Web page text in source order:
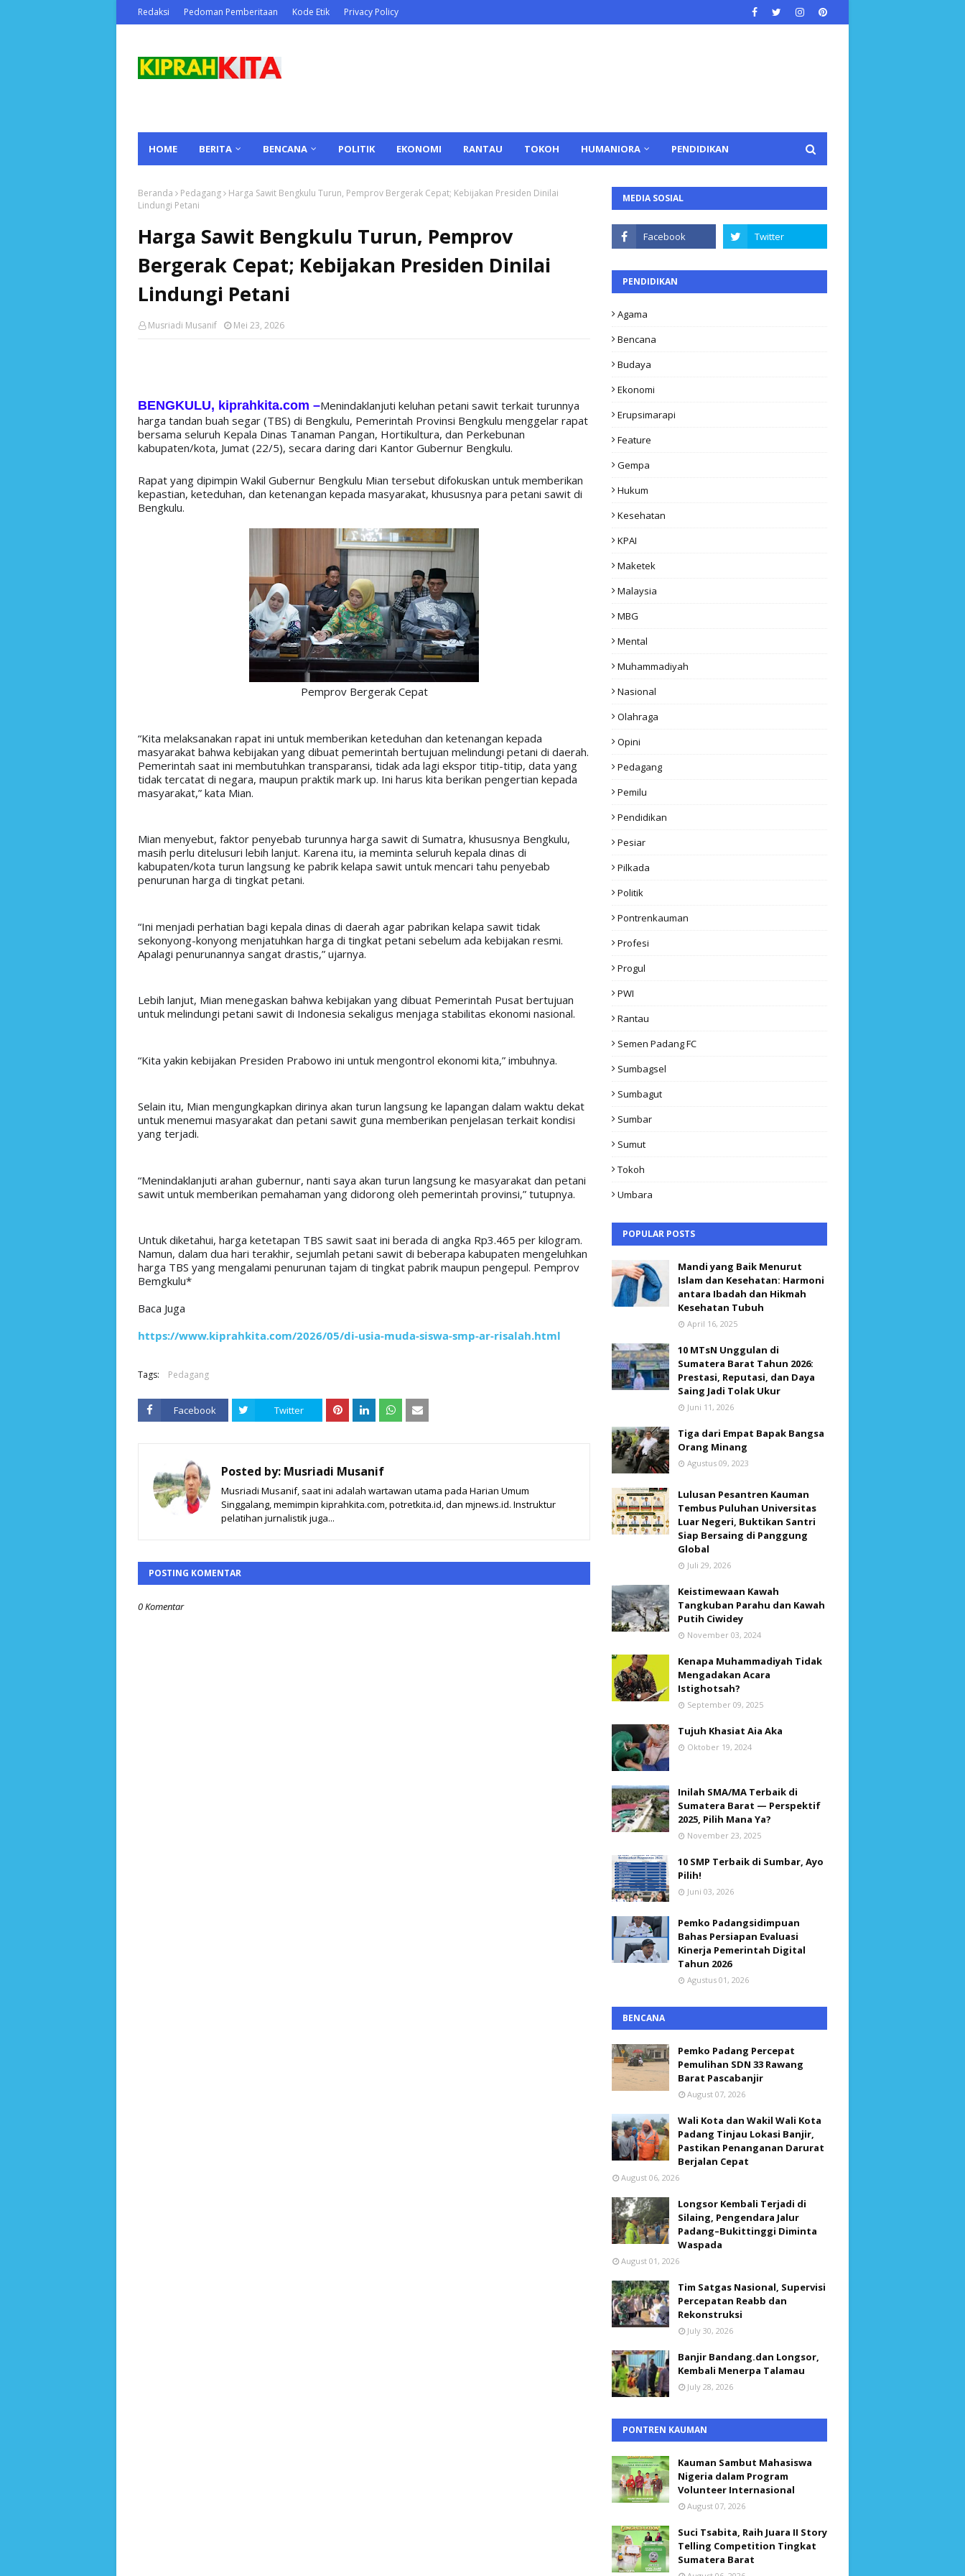
Redaksi Pedoman Pemberitaan Kode Etik Privacy Policy
HOME BERITA BENCANA POLITIK EKONOMI RANTAU TOKOH HUMANIORA PENDIDIKAN
Beranda Pedagang
Harga Sawit Bengkulu Turun, Pemprov Bergerak Cepat; Kebijakan Presiden Dinilai
Lindungi Petani
Harga Sawit Bengkulu Turun, Pemprov
Bergerak Cepat; Kebijakan Presiden Dinilai
Lindungi Petani
Musriadi Musanif Mei 23, 2026
BENGKULU, kiprahkita.com –Menindaklanjuti keluhan petani sawit terkait turunnya
harga tandan buah segar (TBS) di Bengkulu, Pemerintah Provinsi Bengkulu menggelar rapat
bersama seluruh Kepala Dinas Tanaman Pangan, Hortikultura, dan Perkebunan
kabupaten/kota, Jumat (22/5), secara daring dari Kantor Gubernur Bengkulu.
Rapat yang dipimpin Wakil Gubernur Bengkulu Mian tersebut difokuskan untuk memberikan
kepastian, keteduhan, dan ketenangan kepada masyarakat, khususnya para petani sawit di
Bengkulu.
Pemprov Bergerak Cepat
“Kita melaksanakan rapat ini untuk memberikan keteduhan dan ketenangan kepada
masyarakat bahwa kebijakan yang dibuat pemerintah bertujuan melindungi petani di daerah.
Pemerintah saat ini membutuhkan transparansi, tidak ada lagi ekspor titip-titip, data yang
tidak tercatat di negara, maupun praktik mark up. Ini harus kita berikan pengertian kepada
masyarakat,” kata Mian.
Mian menyebut, faktor penyebab turunnya harga sawit di Sumatra, khususnya Bengkulu,
masih perlu ditelusuri lebih lanjut. Karena itu, ia meminta seluruh kepala dinas di
kabupaten/kota turun langsung ke pabrik kelapa sawit untuk mencari tahu penyebab
penurunan harga di tingkat petani.
“Ini menjadi perhatian bagi kepala dinas di daerah agar pabrikan kelapa sawit tidak
sekonyong-konyong menjatuhkan harga di tingkat petani sebelum ada kebijakan resmi.
Apalagi penurunannya sangat drastis,” ujarnya.
Lebih lanjut, Mian menegaskan bahwa kebijakan yang dibuat Pemerintah Pusat bertujuan
untuk melindungi petani sawit di Indonesia sekaligus menjaga stabilitas ekonomi nasional.
“Kita yakin kebijakan Presiden Prabowo ini untuk mengontrol ekonomi kita,” imbuhnya.
Selain itu, Mian mengungkapkan dirinya akan turun langsung ke lapangan dalam waktu dekat
untuk menemui masyarakat dan petani sawit guna memberikan penjelasan terkait kondisi
yang terjadi.
“Menindaklanjuti arahan gubernur, nanti saya akan turun langsung ke masyarakat dan petani
sawit untuk memberikan pemahaman yang didorong oleh pemerintah provinsi,” tutupnya.
Untuk diketahui, harga ketetapan TBS sawit saat ini berada di angka Rp3.465 per kilogram.
Namun, dalam dua hari terakhir, sejumlah petani sawit di beberapa kabupaten mengeluhkan
harga TBS yang mengalami penurunan tajam di tingkat pabrik maupun pengepul. Pemprov
Bemgkulu*
Baca Juga
https://www.kiprahkita.com/2026/05/di-usia-muda-siswa-smp-ar-risalah.html
Tags: Pedagang
Facebook Twitter
Posted by: Musriadi Musanif
Musriadi Musanif, saat ini adalah wartawan utama pada Harian Umum
Singgalang, memimpin kiprahkita.com, potretkita.id, dan mjnews.id. Instruktur
pelatihan jurnalistik juga...
POSTING KOMENTAR
0 Komentar
MEDIA SOSIAL
PENDIDIKAN
Agama
Bencana
Budaya
Ekonomi
Erupsimarapi
Feature
Gempa
Hukum
Kesehatan
KPAI
Maketek
Malaysia
MBG
Mental
Muhammadiyah
Nasional
Olahraga
Opini
Pedagang
Pemilu
Pendidikan
Pesiar
Pilkada
Politik
Pontrenkauman
Profesi
Progul
PWI
Rantau
Semen Padang FC
Sumbagsel
Sumbagut
Sumbar
Sumut
Tokoh
Umbara
POPULAR POSTS
Mandi yang Baik Menurut
Islam dan Kesehatan: Harmoni
antara Ibadah dan Hikmah
Kesehatan Tubuh
April 16, 2025
10 MTsN Unggulan di
Sumatera Barat Tahun 2026:
Prestasi, Reputasi, dan Daya
Saing Jadi Tolak Ukur
Juni 11, 2026
Tiga dari Empat Bapak Bangsa
Orang Minang
Agustus 09, 2023
Lulusan Pesantren Kauman
Tembus Puluhan Universitas
Luar Negeri, Buktikan Santri
Siap Bersaing di Panggung
Global
Juli 29, 2026
Keistimewaan Kawah
Tangkuban Parahu dan Kawah
Putih Ciwidey
November 03, 2024
Kenapa Muhammadiyah Tidak
Mengadakan Acara
Istighotsah?
September 09, 2025
Tujuh Khasiat Aia Aka
Oktober 19, 2024
Inilah SMA/MA Terbaik di
Sumatera Barat — Perspektif
2025, Pilih Mana Ya?
November 23, 2025
10 SMP Terbaik di Sumbar, Ayo
Pilih!
Juni 03, 2026
Pemko Padangsidimpuan
Bahas Persiapan Evaluasi
Kinerja Pemerintah Digital
Tahun 2026
Agustus 01, 2026
BENCANA
Pemko Padang Percepat
Pemulihan SDN 33 Rawang
Barat Pascabanjir
August 07, 2026
Wali Kota dan Wakil Wali Kota
Padang Tinjau Lokasi Banjir,
Pastikan Penanganan Darurat
Berjalan Cepat
August 06, 2026
Longsor Kembali Terjadi di
Silaing, Pengendara Jalur
Padang–Bukittinggi Diminta
Waspada
August 01, 2026
Tim Satgas Nasional, Supervisi
Percepatan Reabb dan
Rekonstruksi
July 30, 2026
Banjir Bandang.dan Longsor,
Kembali Menerpa Talamau
July 28, 2026
PONTREN KAUMAN
Kauman Sambut Mahasiswa
Nigeria dalam Program
Volunteer Internasional
August 07, 2026
Suci Tsabita, Raih Juara II Story
Telling Competition Tingkat
Sumatera Barat